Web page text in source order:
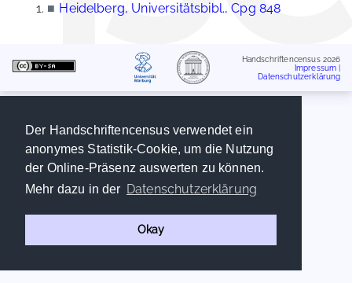
Der Handschriftencensus verwendet ein
anonymes Statistik-Cookie, um die Nutzung
der Online-Präsenz auswerten zu können.
Mehr dazu in der Datenschutzerklärung
Okay
■ Heidelberg, Universitätsbibl., Cpg 848
Handschriftencensus 2026
Impressum
Datenschutzerklärung